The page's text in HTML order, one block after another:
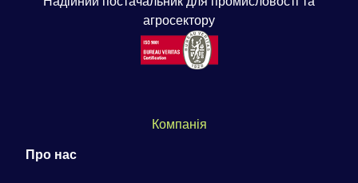
агросектору
Компанія
Про нас